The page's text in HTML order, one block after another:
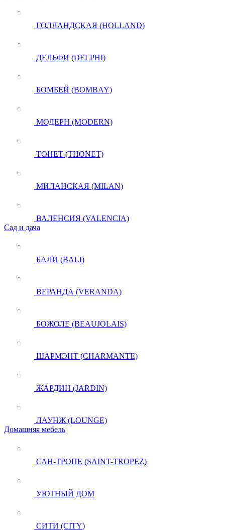
ГОЛЛАНДСКАЯ (HOLLAND)
ДЕЛЬФИ (DELPHI)
БОМБЕЙ (BOMBAY)
МОДЕРН (MODERN)
ТОНЕТ (THONET)
МИЛАНСКАЯ (MILAN)
ВАЛЕНСИЯ (VALENCIA)
Сад и дача
БАЛИ (BALI)
ВЕРАНДА (VERANDA)
БОЖОЛЕ (BEAUJOLAIS)
ШАРМЭНТ (CHARMANTE)
ЖАРДИН (JARDIN)
ЛАУНЖ (LOUNGE)
Домашняя мебель
САН-ТРОПЕ (SAINT-TROPEZ)
УЮТНЫЙ ДОМ
СИТИ (CITY)